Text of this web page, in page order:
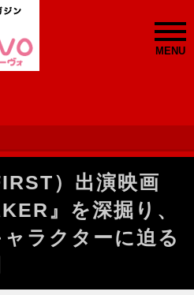
MENU
）出演映画
』を深掘り、
ラクターに迫る